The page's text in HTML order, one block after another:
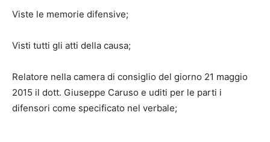
Viste le memorie difensive;
Visti tutti gli atti della causa;
Relatore nella camera di consiglio del giorno 21 maggio
2015 il dott. Giuseppe Caruso e uditi per le parti i
difensori come specificato nel verbale;